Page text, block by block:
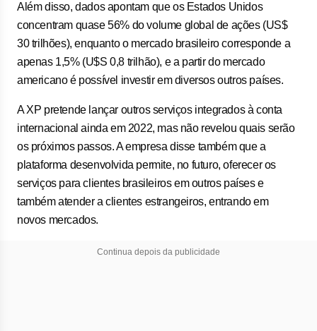
Além disso, dados apontam que os Estados Unidos
concentram quase 56% do volume global de ações (US$
30 trilhões), enquanto o mercado brasileiro corresponde a
apenas 1,5% (U$S 0,8 trilhão), e a partir do mercado
americano é possível investir em diversos outros países.
A XP pretende lançar outros serviços integrados à conta
internacional ainda em 2022, mas não revelou quais serão
os próximos passos. A empresa disse também que a
plataforma desenvolvida permite, no futuro, oferecer os
serviços para clientes brasileiros em outros países e
também atender a clientes estrangeiros, entrando em
novos mercados.
Continua depois da publicidade